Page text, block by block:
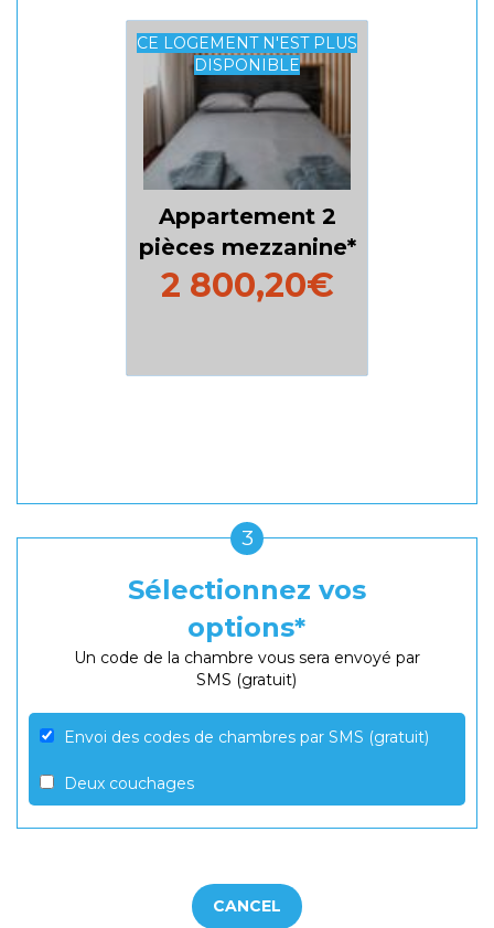
CE LOGEMENT N'EST PLUS
DISPONIBLE
Appartement 2
pièces mezzanine
2 800,20€
3
Sélectionnez vos
options
Un code de la chambre vous sera envoyé par
SMS (gratuit)
Envoi des codes de chambres par SMS (gratuit)
Deux couchages
CANCEL